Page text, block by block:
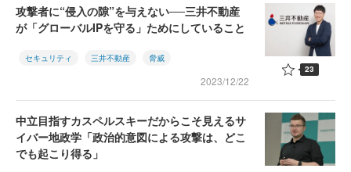
攻撃者に“侵入の隙”を与えない──三井不動産
が「グローバルIPを守る」ためにしていること
セキュリティ 三井不動産 脅威
2023/12/22
23
中立目指すカスペルスキーだからこそ見えるサ
イバー地政学「政治的意図による攻撃は、どこ
でも起こり得る」